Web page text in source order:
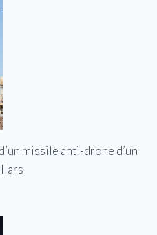
missile anti-drone d’un